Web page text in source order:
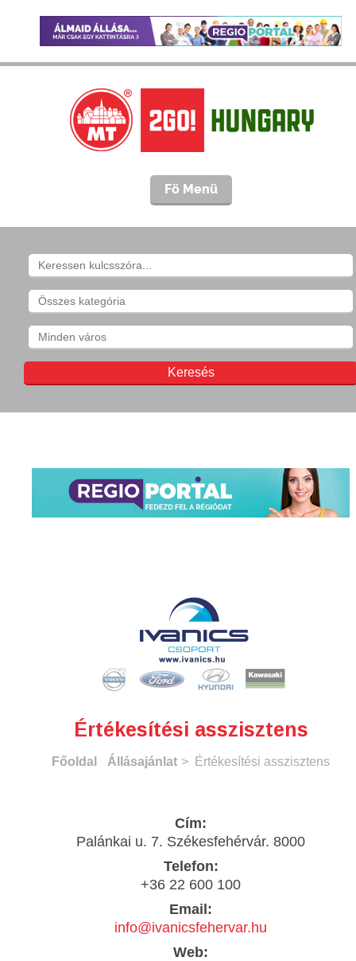
Fö Menü
Értékesítési asszisztens
Főoldal Állásajánlat > Értékesítési asszisztens
Cím:
Palánkai u. 7. Székesfehérvár. 8000
Telefon:
+36 22 600 100
Email:
info@ivanicsfehervar.hu
Web: